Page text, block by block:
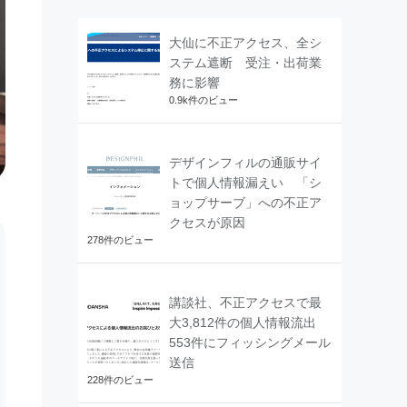
大仙に不正アクセス、全シ
ステム遮断 受注・出荷業
務に影響
0.9k件のビュー
デザインフィルの通販サイ
トで個人情報漏えい 「シ
ョップサーブ」への不正ア
クセスが原因
278件のビュー
講談社、不正アクセスで最
大3,812件の個人情報流出
553件にフィッシングメール
送信
228件のビュー